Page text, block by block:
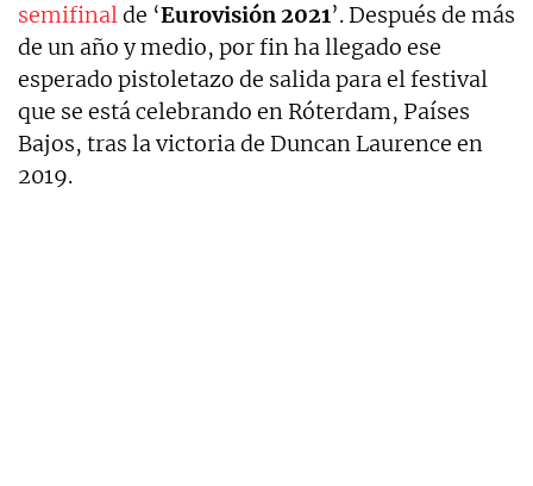
semifinalde ‘Eurovisión 2021’. Después de más
de un año y medio, por fin ha llegado ese
esperado pistoletazo de salida para el festival
que se está celebrando en Róterdam, Países
Bajos, tras la victoria de Duncan Laurence en
2019.